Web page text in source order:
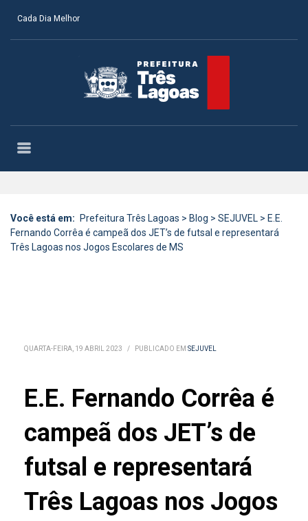
Cada Dia Melhor
Você está em: Prefeitura Três Lagoas > Blog > SEJUVEL > E.E.
Fernando Corrêa é campeã dos JET’s de futsal e representará
Três Lagoas nos Jogos Escolares de MS
QUARTA-FEIRA, 19 ABRIL 2023 / PUBLICADO EM SEJUVEL
E.E. Fernando Corrêa é
campeã dos JET’s de
futsal e representará
Três Lagoas nos Jogos